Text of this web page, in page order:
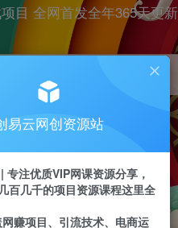
目 全网首发全年365天更新
引流 短视频 剪辑
易云网创资源站
专注优质VIP网课资源分享，
百几千的项目资源课程这里全
赚项目、引流技术、电商运